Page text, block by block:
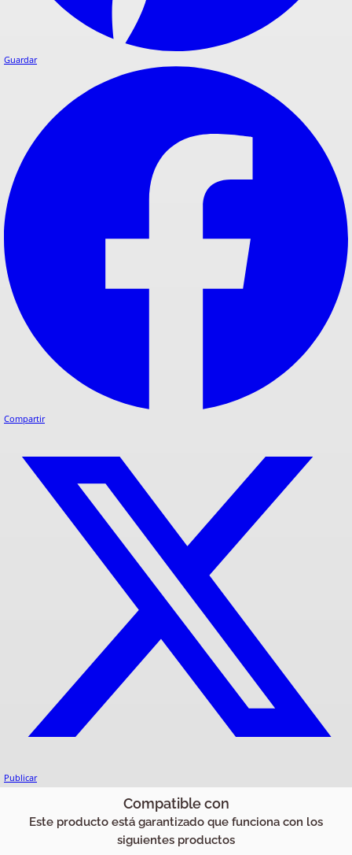
Guardar
Compartir
Publicar
Compatible con
Este producto está garantizado que funciona con los
siguientes productos